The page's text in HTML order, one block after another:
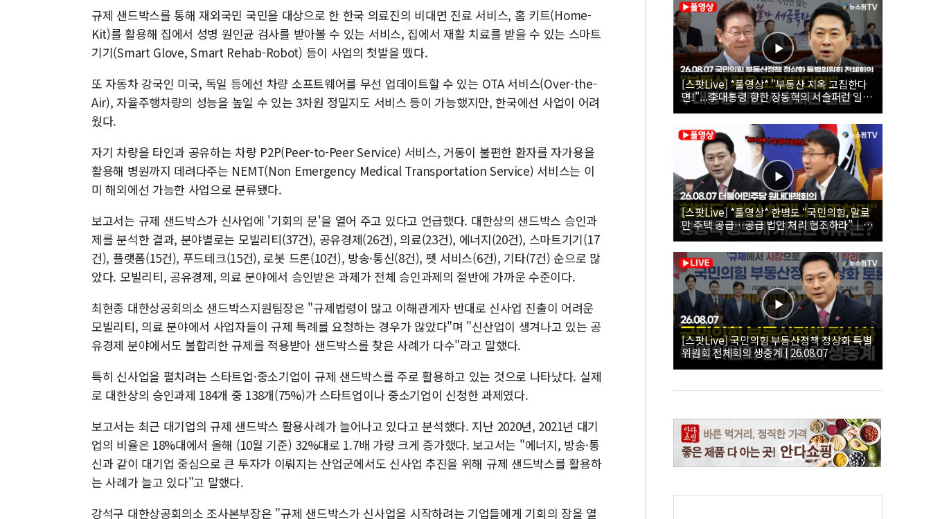
규제 샌드박스를 통해 재외국민 국민을 대상으로 한 한국 의료진의 비대면 진료 서비스, 홈 키트(Home-
Kit)를 활용해 집에서 성병 원인균 검사를 받아볼 수 있는 서비스, 집에서 재활 치료를 받을 수 있는 스마트
기기(Smart Glove, Smart Rehab-Robot) 등이 사업의 첫발을 뗐다.
또 자동차 강국인 미국, 독일 등에선 차량 소프트웨어를 무선 업데이트할 수 있는 OTA 서비스(Over-the-
Air), 자율주행차량의 성능을 높일 수 있는 3차원 정밀지도 서비스 등이 가능했지만, 한국에선 사업이 어려
웠다.
자기 차량을 타인과 공유하는 차량 P2P(Peer-to-Peer Service) 서비스, 거동이 불편한 환자를 자가용을
활용해 병원까지 데려다주는 NEMT(Non Emergency Medical Transportation Service) 서비스는 이
미 해외에선 가능한 사업으로 분류됐다.
보고서는 규제 샌드박스가 신사업에 '기회의 문'을 열어 주고 있다고 언급했다. 대한상의 샌드박스 승인과
제를 분석한 결과, 분야별로는 모빌리티(37건), 공유경제(26건), 의료(23건), 에너지(20건), 스마트기기(17
건), 플랫폼(15건), 푸드테크(15건), 로봇 드론(10건), 방송·통신(8건), 펫 서비스(6건), 기타(7건) 순으로 많
았다. 모빌리티, 공유경제, 의료 분야에서 승인받은 과제가 전체 승인과제의 절반에 가까운 수준이다.
최현종 대한상공회의소 샌드박스지원팀장은 "규제법령이 많고 이해관계자 반대로 신사업 진출이 어려운
모빌리티, 의료 분야에서 사업자들이 규제 특례를 요청하는 경우가 많았다"며 "신산업이 생겨나고 있는 공
유경제 분야에서도 불합리한 규제를 적용받아 샌드박스를 찾은 사례가 다수"라고 말했다.
특히 신사업을 펼치려는 스타트업·중소기업이 규제 샌드박스를 주로 활용하고 있는 것으로 나타났다. 실제
로 대한상의 승인과제 184개 중 138개(75%)가 스타트업이나 중소기업이 신청한 과제였다.
보고서는 최근 대기업의 규제 샌드박스 활용사례가 늘어나고 있다고 분석했다. 지난 2020년, 2021년 대기
업의 비율은 18%대에서 올해 (10월 기준) 32%대로 1.7배 가량 크게 증가했다. 보고서는 "에너지, 방송·통
신과 같이 대기업 중심으로 큰 투자가 이뤄지는 산업군에서도 신사업 추진을 위해 규제 샌드박스를 활용하
는 사례가 늘고 있다"고 말했다.
강석구 대한상공회의소 조사본부장은 "규제 샌드박스가 신사업을 시작하려는 기업들에게 기회의 장을 열
[스팟Live] *풀영상* "부동산 지옥 고집한다
면!"...李대통령 향한 장동혁의 서슬퍼런 일갈
| 26.08.07 국민의힘 부동산정책 정상화 특별
위원회 전체회의
[스팟Live] *풀영상* 한병도 “국민의힘, 말로
만 주택 공급…공급 법안 처리 협조하라”｜
26.08.07 더불어민주당 원내대책회의
[스팟Live] 국민의힘 부동산정책 정상화 특별
위원회 전체회의 생중계 | 26.08.07